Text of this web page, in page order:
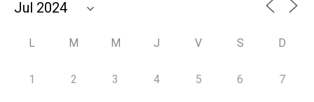
L M M J V S D
1 2 3 4 5 6 7